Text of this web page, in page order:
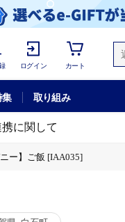
ログイン カート
集 取り組み
に関して
ー】ご飯 [IAA035]